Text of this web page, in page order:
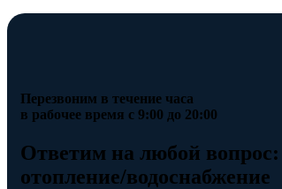
Перезвоним в течение часа
в рабочее время с 9:00 до 20:00
Ответим на любой вопрос:
отопление/водоснабжение